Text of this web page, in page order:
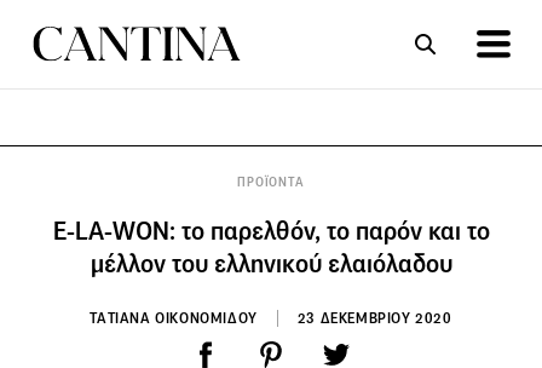
ΠΡΟΪΟΝΤΑ
E-LA-WON: το παρελθόν, το παρόν και το
μέλλον του ελληνικού ελαιόλαδου
ΤΑΤΙΑΝΑ ΟΙΚΟΝΟΜΙΔΟΥ 23 ΔΕΚΕΜΒΡΙΟΥ 2020